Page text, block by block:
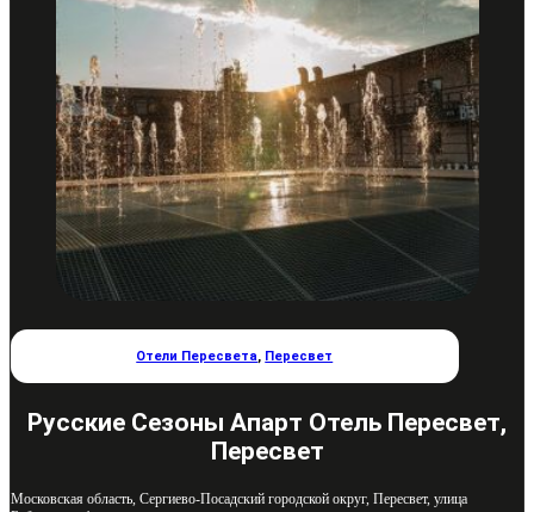
Отели Пересвета, Пересвет
Русские Сезоны Апарт Отель Пересвет,
Пересвет
Московская область, Сергиево-Посадский городской округ, Пересвет, улица